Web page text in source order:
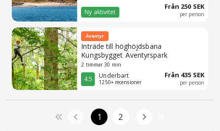
Ny aktivitet
Från 250 SEK
per person
Äventyr
Inträde till höghöjdsbana
Kungsbygget Äventyrspark
2 timmar 30 min
4.5 Underbart
1250+ recensioner
Från 435 SEK
per person
1 2